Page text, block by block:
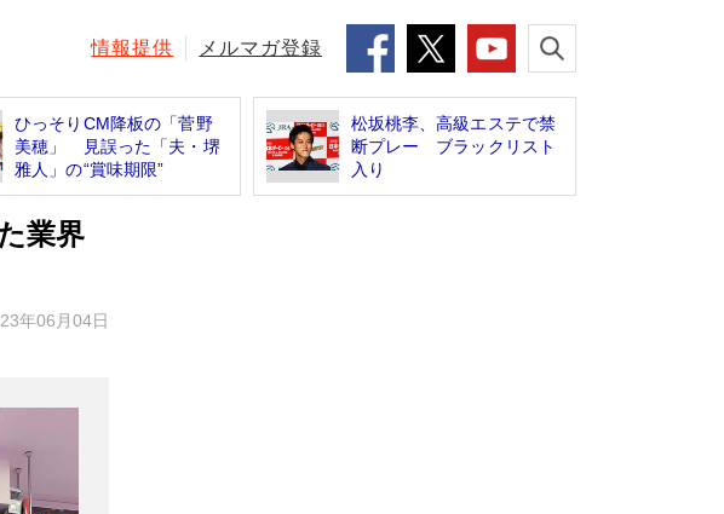
情報提供 メルマガ登録
ひっそりCM降板の「菅野
美穂」 見誤った「夫・堺
雅人」の“賞味期限”
松坂桃李、高級エステで禁
断プレー ブラックリスト
入り
業界
年06月04日